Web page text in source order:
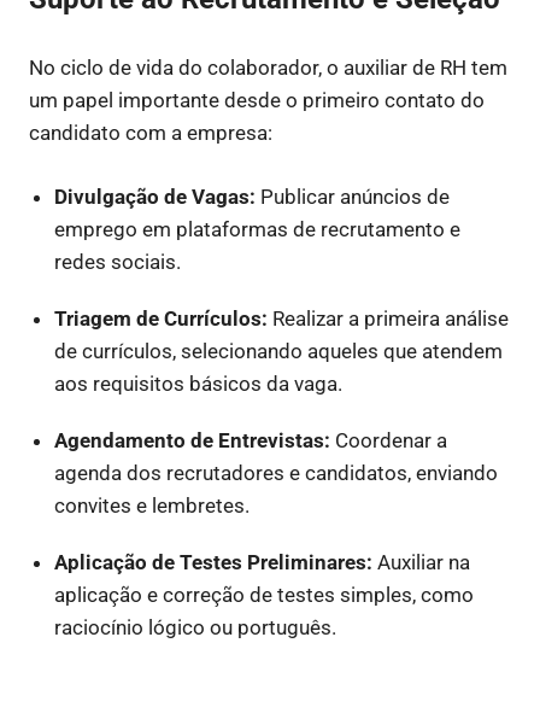
No ciclo de vida do colaborador, o auxiliar de RH tem
um papel importante desde o primeiro contato do
candidato com a empresa:
Divulgação de Vagas: Publicar anúncios de
emprego em plataformas de recrutamento e
redes sociais.
Triagem de Currículos: Realizar a primeira análise
de currículos, selecionando aqueles que atendem
aos requisitos básicos da vaga.
Agendamento de Entrevistas: Coordenar a
agenda dos recrutadores e candidatos, enviando
convites e lembretes.
Aplicação de Testes Preliminares: Auxiliar na
aplicação e correção de testes simples, como
raciocínio lógico ou português.